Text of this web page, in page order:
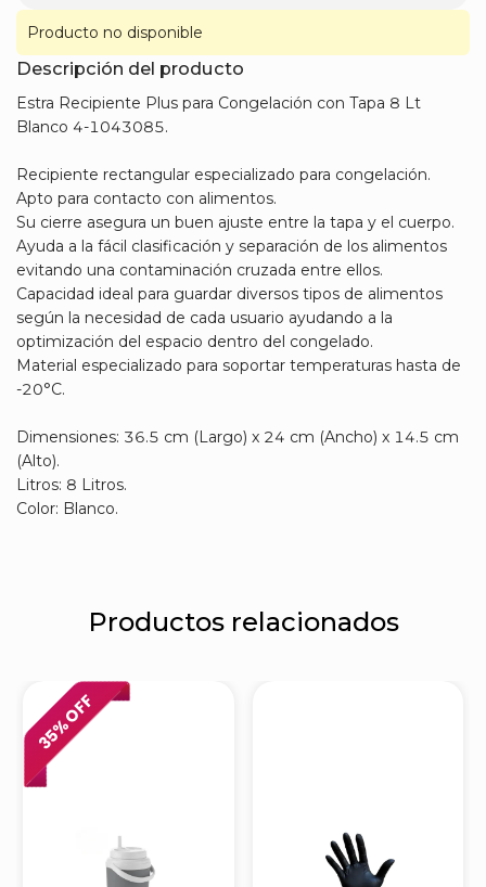
Producto no disponible
Descripción del producto
​Estra Recipiente Plus para Congelación con Tapa 8 Lt
Blanco 4-1043085.
Recipiente rectangular especializado para congelación.
Apto para contacto con alimentos.
Su cierre asegura un buen ajuste entre la tapa y el cuerpo.
Ayuda a la fácil clasificación y separación de los alimentos
evitando una contaminación cruzada entre ellos.
Capacidad ideal para guardar diversos tipos de alimentos
según la necesidad de cada usuario ayudando a la
optimización del espacio dentro del congelado.
Material especializado para soportar temperaturas hasta de
-20°C.
Dimensiones: 36.5 cm (Largo) x 24 cm (Ancho) x 14.5 cm
(Alto).
Litros: 8 Litros.
Color: Blanco.
Productos relacionados
35
% OFF